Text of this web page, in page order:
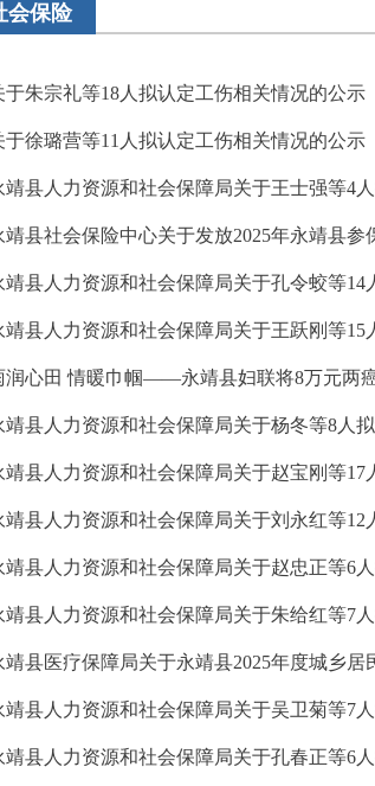
会保险
于朱宗礼等18人拟认定工伤相关情况的公示
于徐璐营等11人拟认定工伤相关情况的公示
靖县人力资源和社会保障局关于王士强等4
靖县社会保险中心关于发放2025年永靖县参
靖县人力资源和社会保障局关于孔令蛟等
靖县人力资源和社会保障局关于王跃刚等
润心田 情暖巾帼——永靖县妇联将8万元两
靖县人力资源和社会保障局关于杨冬等8人
靖县人力资源和社会保障局关于赵宝刚等
靖县人力资源和社会保障局关于刘永红等
靖县人力资源和社会保障局关于赵忠正等6
靖县人力资源和社会保障局关于朱给红等7
靖县医疗保障局关于永靖县2025年度城乡
靖县人力资源和社会保障局关于吴卫菊等7
靖县人力资源和社会保障局关于孔春正等6